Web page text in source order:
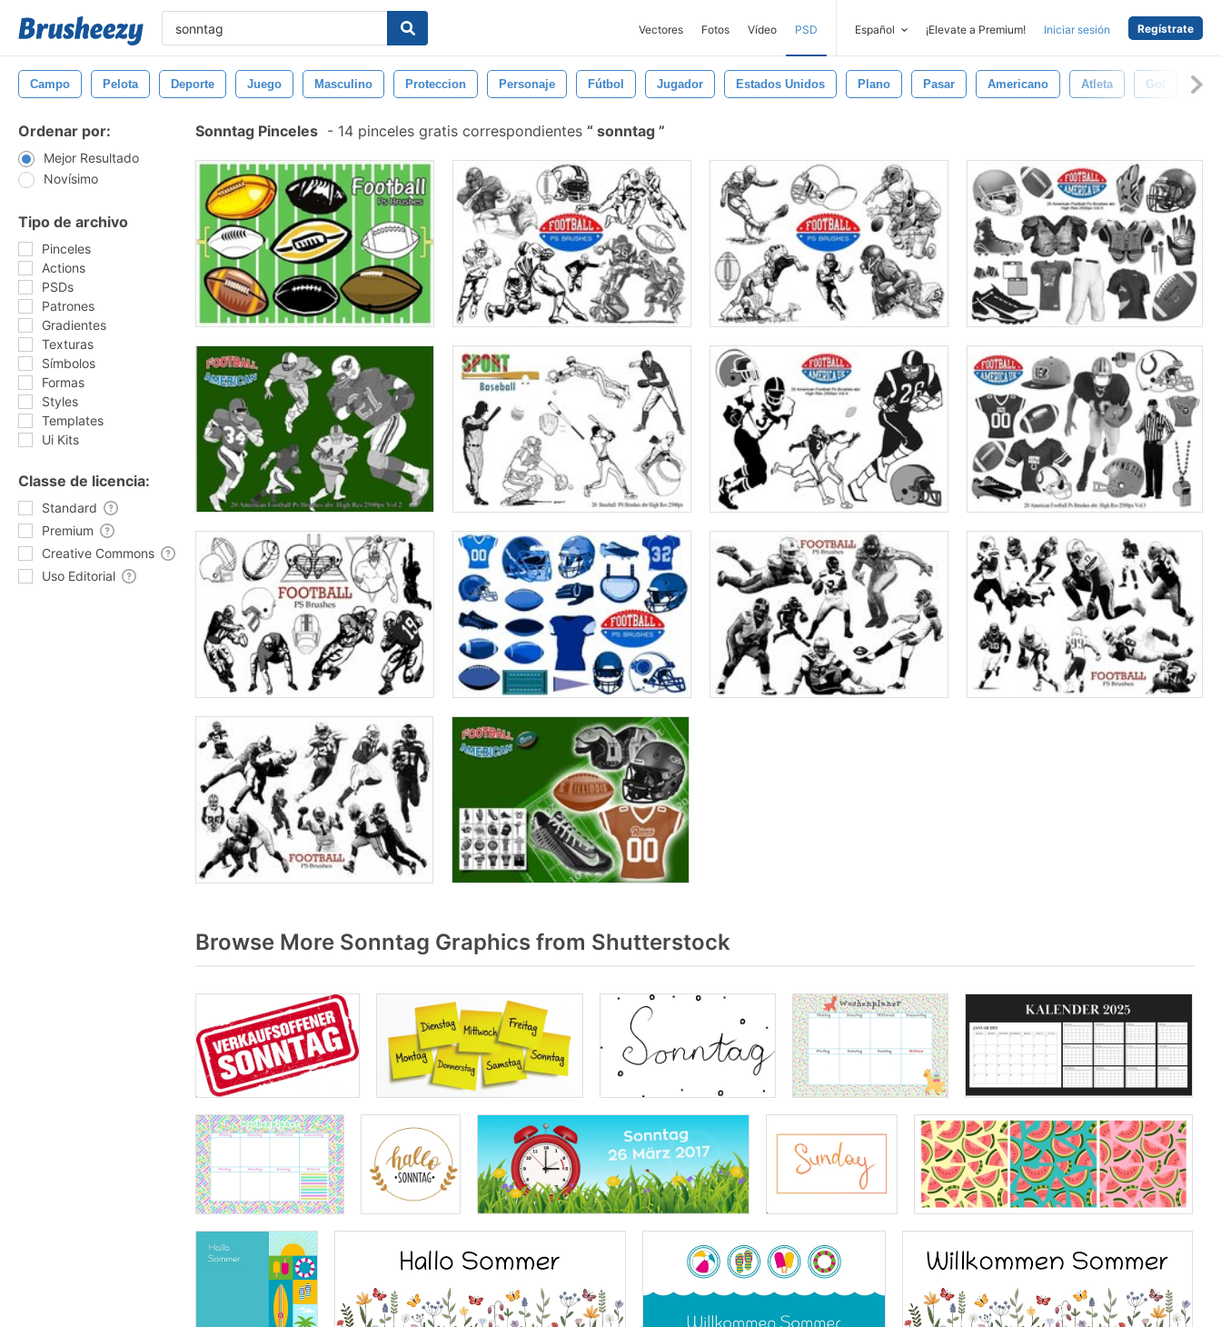
Vectores Fotos Vídeo PSD Español ¡Elevate a Premium! Iniciar sesión Regístrate
Campo Pelota Deporte Juego Masculino Proteccion Personaje Fútbol Jugador Estados Unidos Plano Pasar Americano Atleta Gol
Ordenar por:
Mejor Resultado
Novísimo
Tipo de archivo
Pinceles
Actions
PSDs
Patrones
Gradientes
Texturas
Símbolos
Formas
Styles
Templates
Ui Kits
Classe de licencia:
Standard
Premium
Creative Commons
Uso Editorial
Sonntag Pinceles - 14 pinceles gratis correspondientes sonntag
Browse More Sonntag Graphics from Shutterstock